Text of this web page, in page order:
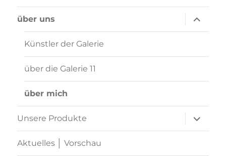
über uns
öffnen
Künstler der Galerie
über die Galerie 11
über mich
Unsere Produkte
öffnen
Aktuelles │ Vorschau